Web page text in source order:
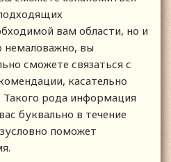
вам области, но и
немаловажно, вы
сможете связаться с
касательно
Такого рода информация
буквально в течение
поможет